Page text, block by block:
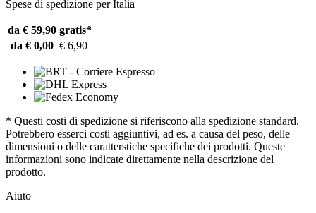
Spese di spedizione per Italia
da € 59,90 gratis*
da € 0,00 € 6,90
* Questi costi di spedizione si riferiscono alla spedizione standard.
Potrebbero esserci costi aggiuntivi, ad es. a causa del peso, delle
dimensioni o delle caratterstiche specifiche dei prodotti. Queste
informazioni sono indicate direttamente nella descrizione del
prodotto.
Aiuto